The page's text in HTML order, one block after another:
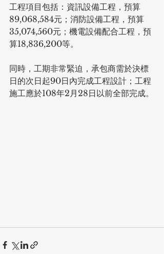
工程項目包括：資訊設備工程，預算
89,068,584元；消防設備工程，預算
35,074,560元；機電設備配合工程，預
算18,836,200等。
同時，工期非常緊迫，承包商需於決標
日的次日起90日內完成工程設計；工程
施工應於108年2月28日以前全部完成。